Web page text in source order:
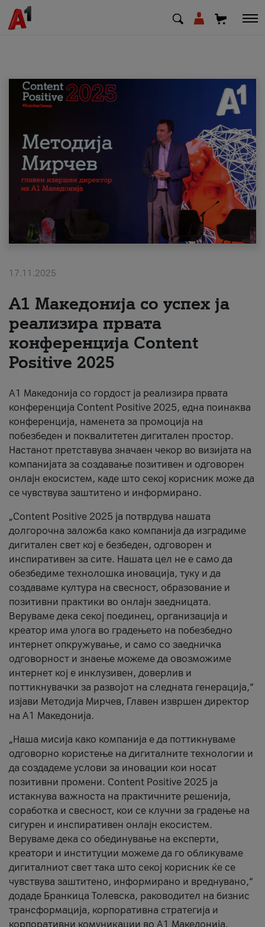
МК EN
Приватни Деловни
Поддршка
Надополни кредит
#ПодобарОнлајн
17.11.2025
А1 Македонија со успех ја
реализира првата
конференција Content
Positive 2025
А1 Македонија со гордост ја реализира првата
конференција Content Positive 2025, една поинаква
конференција, наменета за промоција на
побезбеден и поквалитетен дигитален простор.
Настанот претставува значаен чекор во визијата на
компанијата за создавање позитивен и одговорен
онлајн екосистем, каде што секој корисник може да
се чувствува заштитено и информирано.
„Content Positive 2025 ја потврдува нашата
долгорочна заложба како компанија да изградиме
дигитален свет кој е безбеден, одговорен и
инспиративен за сите. Нашата цел не е само да
обезбедиме технолошка иновација, туку и да
создаваме култура на свесност, образование и
позитивни практики во онлајн заедницата.
Веруваме дека секој поединец, организација и
креатор има улога во градењето на побезбедно
интернет опкружување, и само со заедничка
одговорност и знаење можеме да овозможиме
интернет кој е инклузивен, доверлив и
поттикнувачки за развојот на следната генерација,“
изјави Методија Мирчев, Главен извршен директор
на А1 Македонија.
„Наша мисија како компанија е да поттикнуваме
одговорно користење на дигиталните технологии и
да создадеме услови за иновации кои носат
позитивни промени. Content Positive 2025 ја
истакнува важноста на практичните решенија,
соработка и свесност, кои се клучни за градење на
сигурен и инспиративен онлајн екосистем.
Веруваме дека со обединување на експерти,
креатори и институции можеме да го обликуваме
дигиталниот свет така што секој корисник ќе се
чувствува заштитено, информирано и вреднувано,“
додаде Бранкица Толевска, раководител на бизнис
трансформација, корпоративна стратегија и
корпоративни комуникации во А1 Македонија.